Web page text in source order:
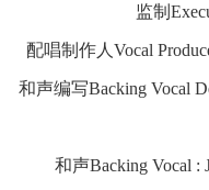
监制
配唱制作人Vocal
和声编写Backing Vocal
和声Backing Vocal :